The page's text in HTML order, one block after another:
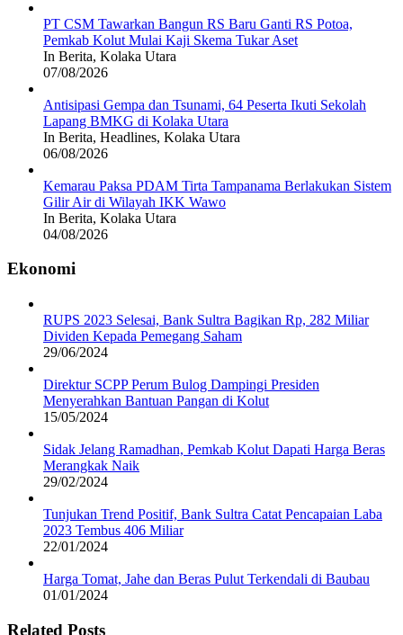
PT CSM Tawarkan Bangun RS Baru Ganti RS Potoa,
Pemkab Kolut Mulai Kaji Skema Tukar Aset
In Berita, Kolaka Utara
07/08/2026
Antisipasi Gempa dan Tsunami, 64 Peserta Ikuti Sekolah
Lapang BMKG di Kolaka Utara
In Berita, Headlines, Kolaka Utara
06/08/2026
Kemarau Paksa PDAM Tirta Tampanama Berlakukan Sistem
Gilir Air di Wilayah IKK Wawo
In Berita, Kolaka Utara
04/08/2026
Ekonomi
RUPS 2023 Selesai, Bank Sultra Bagikan Rp, 282 Miliar
Dividen Kepada Pemegang Saham
29/06/2024
Direktur SCPP Perum Bulog Dampingi Presiden
Menyerahkan Bantuan Pangan di Kolut
15/05/2024
Sidak Jelang Ramadhan, Pemkab Kolut Dapati Harga Beras
Merangkak Naik
29/02/2024
Tunjukan Trend Positif, Bank Sultra Catat Pencapaian Laba
2023 Tembus 406 Miliar
22/01/2024
Harga Tomat, Jahe dan Beras Pulut Terkendali di Baubau
01/01/2024
Related Posts